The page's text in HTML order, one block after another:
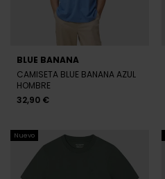
BLUE BANANA
CAMISETA BLUE BANANA AZUL
HOMBRE
32,90 €
Nuevo